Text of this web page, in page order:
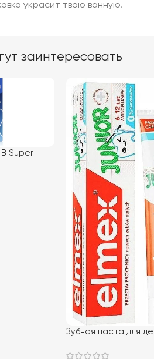
украсит твою ванную.
заинтересовать
B Super
Зубная паста для